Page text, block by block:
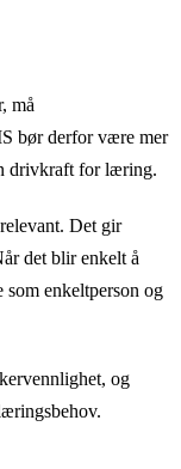
må
bør derfor være mer
drivkraft for læring.
Det gir
det blir enkelt å
enkeltperson og
og